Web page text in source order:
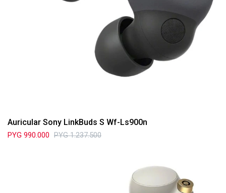
Auricular Sony LinkBuds S Wf-Ls900n
PYG 990.000 PYG 1.237.500